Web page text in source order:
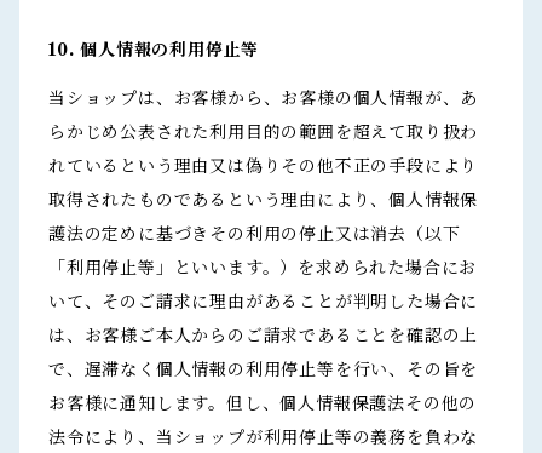
10. 個人情報の利用停止等
当ショップは、お客様から、お客様の個人情報が、あ
らかじめ公表された利用目的の範囲を超えて取り扱わ
れているという理由又は偽りその他不正の手段により
取得されたものであるという理由により、個人情報保
護法の定めに基づきその利用の停止又は消去（以下
「利用停止等」といいます。）を求められた場合にお
いて、そのご請求に理由があることが判明した場合に
は、お客様ご本人からのご請求であることを確認の上
で、遅滞なく個人情報の利用停止等を行い、その旨を
お客様に通知します。但し、個人情報保護法その他の
法令により、当ショップが利用停止等の義務を負わな